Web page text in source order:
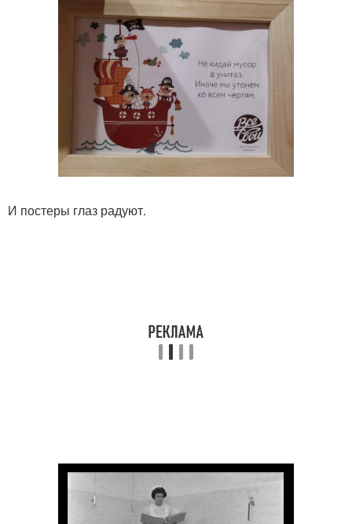
И постеры глаз радуют.